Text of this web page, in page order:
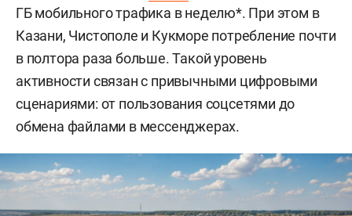
ГБ мобильного трафика в неделю*. При этом в
Казани, Чистополе и Кукморе потребление почти
в полтора раза больше. Такой уровень
активности связан с привычными цифровыми
сценариями: от пользования соцсетями до
обмена файлами в мессенджерах.